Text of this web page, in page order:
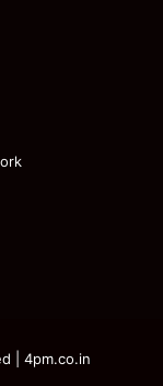
| 4pm.co.in